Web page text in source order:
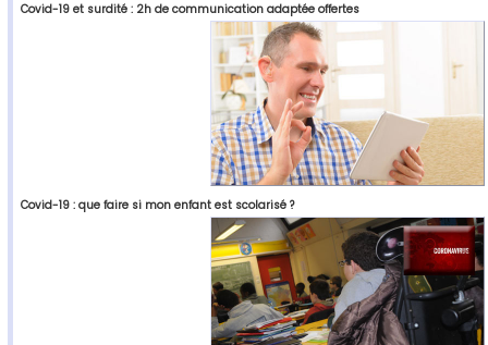
Covid-19 et surdité : 2h de communication adaptée offertes
Covid-19 : que faire si mon enfant est scolarisé ?